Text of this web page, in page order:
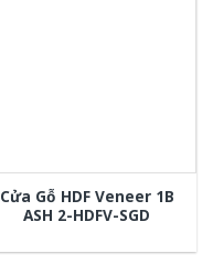
Cửa Gỗ HDF Veneer 1B
ASH 2-HDFV-SGD